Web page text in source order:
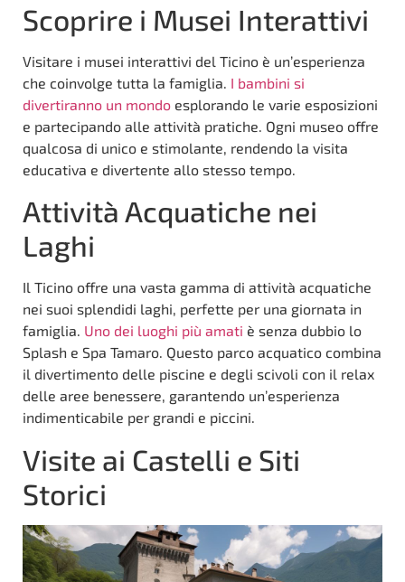
Scoprire i Musei Interattivi
Visitare i musei interattivi del Ticino è un’esperienza
che coinvolge tutta la famiglia. I bambini si
divertiranno un mondo esplorando le varie esposizioni
e partecipando alle attività pratiche. Ogni museo offre
qualcosa di unico e stimolante, rendendo la visita
educativa e divertente allo stesso tempo.
Attività Acquatiche nei
Laghi
Il Ticino offre una vasta gamma di attività acquatiche
nei suoi splendidi laghi, perfette per una giornata in
famiglia. Uno dei luoghi più amati è senza dubbio lo
Splash e Spa Tamaro. Questo parco acquatico combina
il divertimento delle piscine e degli scivoli con il relax
delle aree benessere, garantendo un’esperienza
indimenticabile per grandi e piccini.
Visite ai Castelli e Siti
Storici